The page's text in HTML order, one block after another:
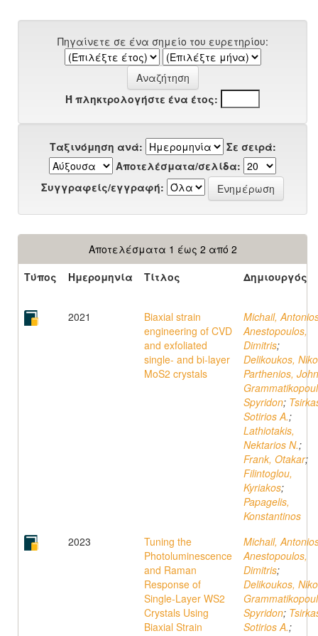
Πηγαίνετε σε ένα σημείο του ευρετηρίου:
Ή πληκτρολογήστε ένα έτος:
Ταξινόμηση ανά:
Σε σειρά:
Αποτελέσματα/σελίδα:
Συγγραφείς/εγγραφή:
Αποτελέσματα 1 έως 2 από 2
Τύπος
Ημερομηνία Τίτλος Δημιουργός
2021
Biaxial strain
engineering of CVD
and exfoliated
single- and bi-layer
MoS2 crystals
Michail,
Anestopoulos,
Dimitris;
Delikoukos,
Parthenios, John
Spyridon;
Sotirios A.;
Lathiotakis,
Nektarios N.;
Frank, Otakar;
Filintoglou,
Kyriakos;
Papagelis,
Konstantinos
2023
Tuning the
Photoluminescence
and Raman
Response of
Single-Layer WS2
Crystals Using
Biaxial Strain
Michail,
Anestopoulos,
Dimitris;
Delikoukos,
Spyridon;
Sotirios A.;